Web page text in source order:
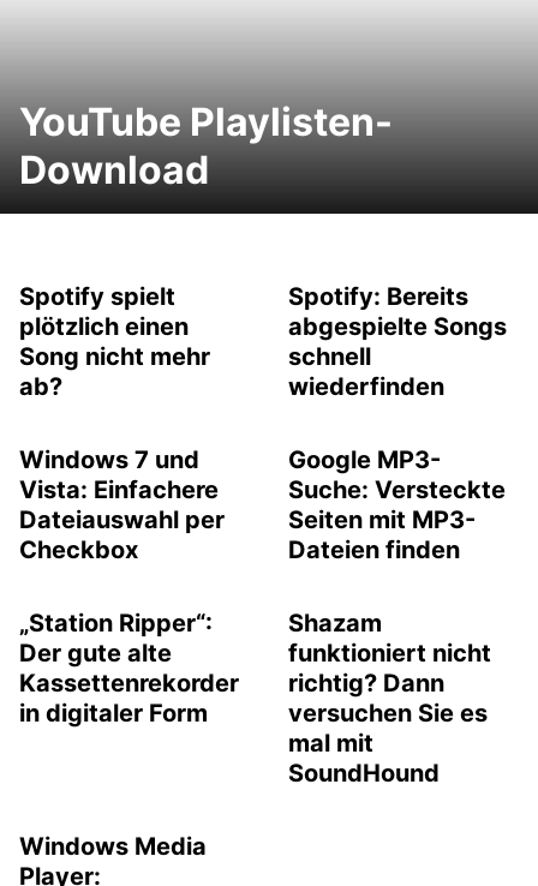
YouTube Playlisten-
Download
Spotify spielt
plötzlich einen
Song nicht mehr
ab?
Spotify: Bereits
abgespielte Songs
schnell
wiederfinden
Windows 7 und
Vista: Einfachere
Dateiauswahl per
Checkbox
Google MP3-
Suche: Versteckte
Seiten mit MP3-
Dateien finden
„Station Ripper“:
Der gute alte
Kassettenrekorder
in digitaler Form
Shazam
funktioniert nicht
richtig? Dann
versuchen Sie es
mal mit
SoundHound
Windows Media
Player: